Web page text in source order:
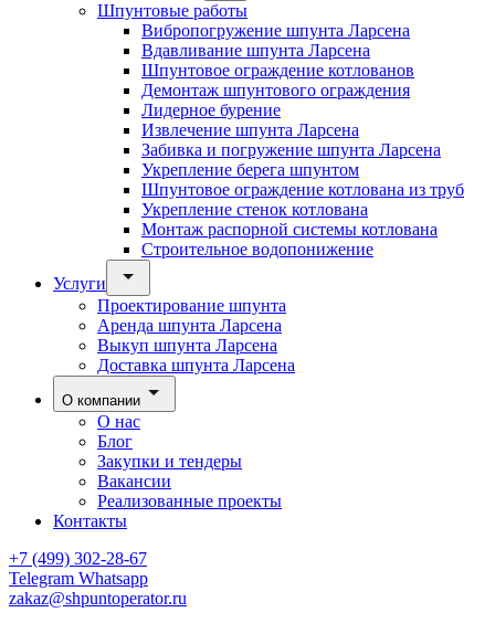
Шпунтовые работы
Вибропогружение шпунта Ларсена
Вдавливание шпунта Ларсена
Шпунтовое ограждение котлованов
Демонтаж шпунтового ограждения
Лидерное бурение
Извлечение шпунта Ларсена
Забивка и погружение шпунта Ларсена
Укрепление берега шпунтом
Шпунтовое ограждение котлована из труб
Укрепление стенок котлована
Монтаж распорной системы котлована
Строительное водопонижение
Услуги
Проектирование шпунта
Аренда шпунта Ларсена
Выкуп шпунта Ларсена
Доставка шпунта Ларсена
О компании
О нас
Блог
Закупки и тендеры
Вакансии
Реализованные проекты
Контакты
+7 (499) 302-28-67
Telegram Whatsapp
zakaz@shpuntoperator.ru